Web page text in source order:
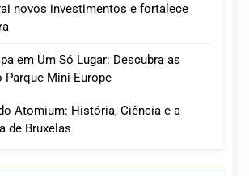
novos investimentos e fortalece
em Um Só Lugar: Descubra as
Parque Mini-Europe
Atomium: História, Ciência e a
de Bruxelas